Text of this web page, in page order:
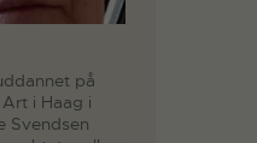
på
i Haag i
Svendsen